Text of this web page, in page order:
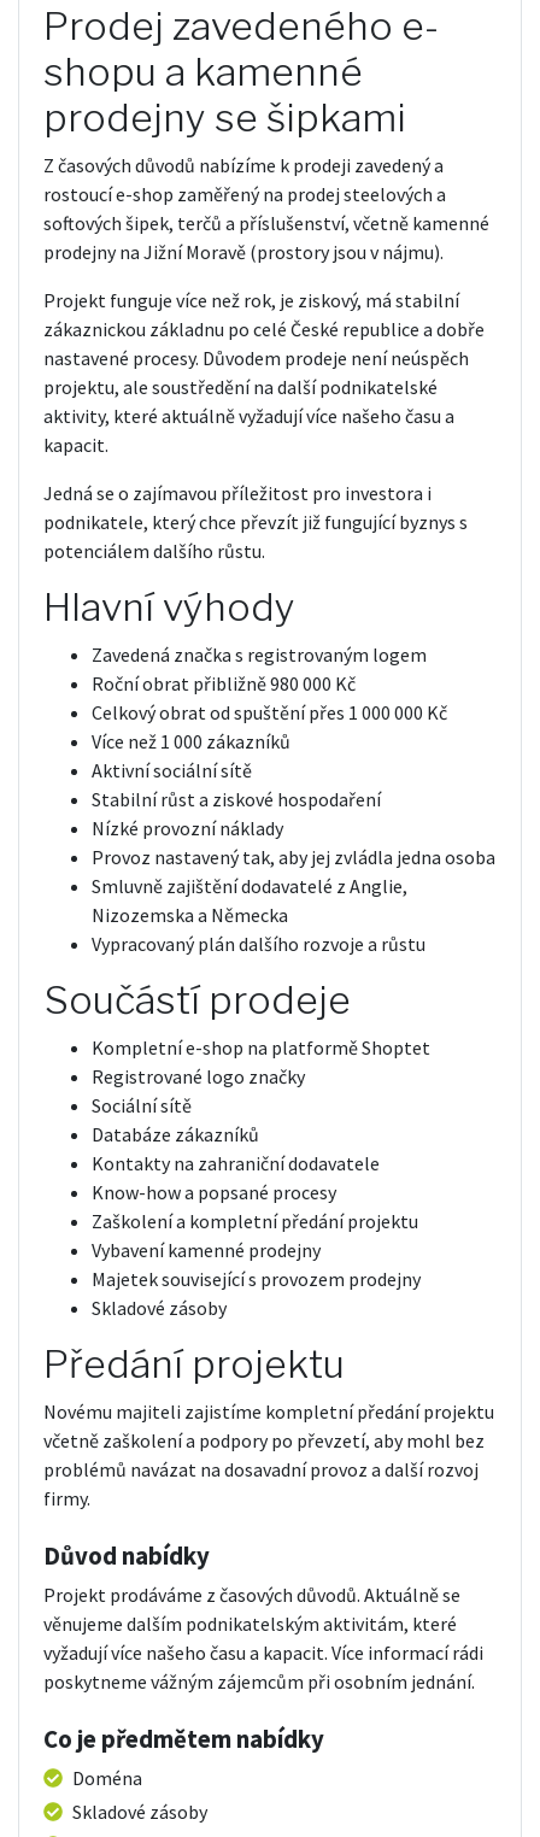
Prodej zavedeného e-
shopu a kamenné
prodejny se šipkami
Z časových důvodů nabízíme k prodeji zavedený a
rostoucí e-shop zaměřený na prodej steelových a
softových šipek, terčů a příslušenství, včetně kamenné
prodejny na Jižní Moravě (prostory jsou v nájmu).
Projekt funguje více než rok, je ziskový, má stabilní
zákaznickou základnu po celé České republice a dobře
nastavené procesy. Důvodem prodeje není neúspěch
projektu, ale soustředění na další podnikatelské
aktivity, které aktuálně vyžadují více našeho času a
kapacit.
Jedná se o zajímavou příležitost pro investora i
podnikatele, který chce převzít již fungující byznys s
potenciálem dalšího růstu.
Hlavní výhody
Zavedená značka s registrovaným logem
Roční obrat přibližně 980 000 Kč
Celkový obrat od spuštění přes 1 000 000 Kč
Více než 1 000 zákazníků
Aktivní sociální sítě
Stabilní růst a ziskové hospodaření
Nízké provozní náklady
Provoz nastavený tak, aby jej zvládla jedna osoba
Smluvně zajištění dodavatelé z Anglie,
Nizozemska a Německa
Vypracovaný plán dalšího rozvoje a růstu
Součástí prodeje
Kompletní e-shop na platformě Shoptet
Registrované logo značky
Sociální sítě
Databáze zákazníků
Kontakty na zahraniční dodavatele
Know-how a popsané procesy
Zaškolení a kompletní předání projektu
Vybavení kamenné prodejny
Majetek související s provozem prodejny
Skladové zásoby
Předání projektu
Novému majiteli zajistíme kompletní předání projektu
včetně zaškolení a podpory po převzetí, aby mohl bez
problémů navázat na dosavadní provoz a další rozvoj
firmy.
Důvod nabídky
Projekt prodáváme z časových důvodů. Aktuálně se
věnujeme dalším podnikatelským aktivitám, které
vyžadují více našeho času a kapacit. Více informací rádi
poskytneme vážným zájemcům při osobním jednání.
Co je předmětem nabídky
Doména
Skladové zásoby